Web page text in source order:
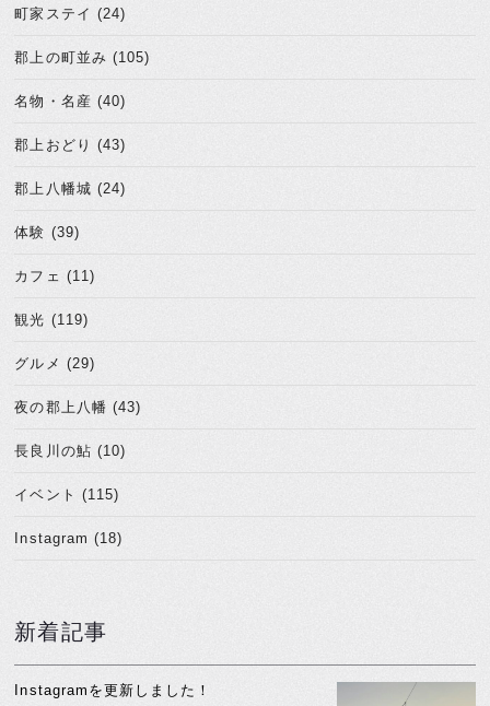
町家ステイ (24)
郡上の町並み (105)
名物・名産 (40)
郡上おどり (43)
郡上八幡城 (24)
体験 (39)
カフェ (11)
観光 (119)
グルメ (29)
夜の郡上八幡 (43)
長良川の鮎 (10)
イベント (115)
Instagram (18)
新着記事
Instagramを更新しました！